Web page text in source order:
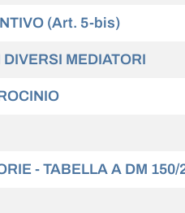
(Art. 5-bis)
MEDIATORI
- TABELLA A DM 150/